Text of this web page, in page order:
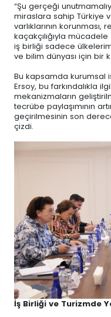
“Şu gerçeği
miraslara sahip Türkiye
varlıklarının
kaçakçılığıyla
iş birliği sadece
ve bilim dünyası için bir
Bu kapsamda kurumsal
Ersoy, bu farkındalıkla
mekanizmaların
tecrübe paylaşımının
geçirilmesinin son
çizdi.
İş Birliği ve Turizmde